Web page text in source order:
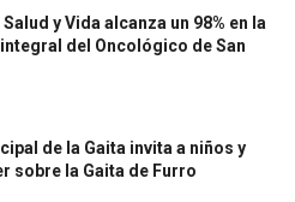
y Vida alcanza un 98% en la
del Oncológico de San
de la Gaita invita a niños y
sobre la Gaita de Furro